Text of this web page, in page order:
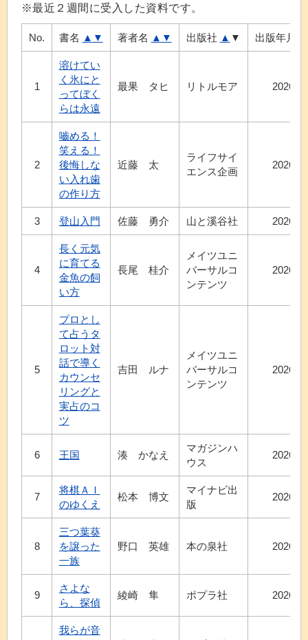
※最近２週間に受入した資料です。
No. 書名 ▲ ▼ 著者名 ▲ ▼ 出版社 ▲ ▼ 出版年月
1
溶けてい
く氷にと
ってぼく
らは永遠
最果 タヒ リトルモア 2026.6
2
嚙める！
笑える！
後悔しな
い入れ歯
の作り方
近藤 太
ライフサイ
エンス企画
2026.7
3 登山入門 佐藤 勇介 山と溪谷社 2026.6
4
長く元気
に育てる
金魚の飼
い方
長尾 桂介
メイツユニ
バーサルコ
ンテンツ
2026.6
5
プロとし
て占うタ
ロット対
話で導く
カウンセ
リングと
実占のコ
ツ
吉田 ルナ
メイツユニ
バーサルコ
ンテンツ
2026.6
6 王国 湊 かなえ
マガジンハ
ウス
2026.7
7
将棋ＡＩ
のゆくえ
松本 博文
マイナビ出
版
2026.4
8
三つ葉葵
を譲った
一族
野口 英雄 本の泉社 2026.6
9
さよな
ら、探偵
綾崎 隼 ポプラ社 2026.7
我らが音